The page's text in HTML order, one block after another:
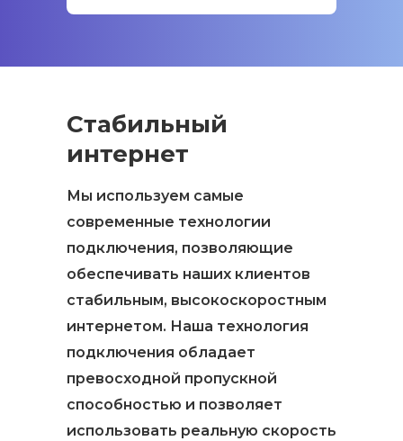
Стабильный
интернет
Мы используем самые
современные технологии
подключения, позволяющие
обеспечивать наших клиентов
стабильным, высокоскоростным
интернетом. Наша технология
подключения обладает
превосходной пропускной
способностью и позволяет
использовать реальную скорость